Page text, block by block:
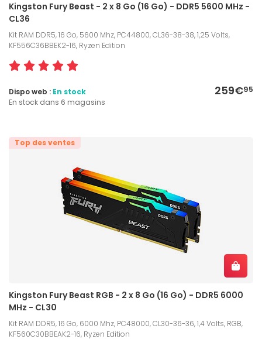
Kingston Fury Beast - 2 x 8 Go (16 Go) - DDR5 5600 MHz -
CL36
Kit RAM DDR5, 16 Go, 5600 Mhz, PC44800, CL36-38-38, 1,25 Volts,
KF556C36BBEK2-16, Ryzen Edition
259€95
Dispo web : En stock
En stock dans 6 magasins
Top des ventes
Kingston Fury Beast RGB - 2 x 8 Go (16 Go) - DDR5 6000
MHz - CL30
Kit RAM DDR5, 16 Go, 6000 Mhz, PC48000, CL30-36-36, 1,4 Volts, RGB,
KF560C30BBEAK2-16, Ryzen Edition